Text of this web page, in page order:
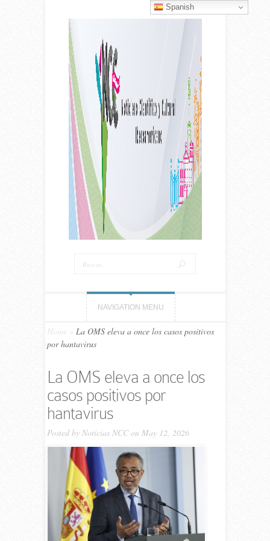
NAVIGATION MENU
Home
La OMS eleva a once los casos positivos
por hantavirus
La OMS eleva a once los
casos positivos por
hantavirus
Posted by Noticias NCCon May 12, 2026
Spanish